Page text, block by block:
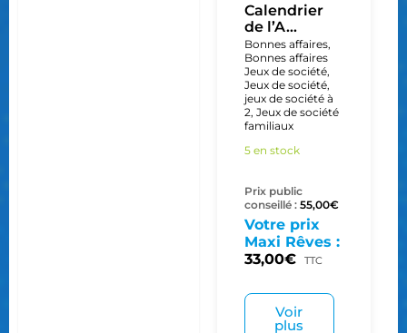
Calendrier
de l’A...
Bonnes affaires,
Bonnes affaires
Jeux de société,
Jeux de société,
jeux de société à
2, Jeux de société
familiaux
5 en stock
Prix public
conseillé : 55,00€
Votre prix
Maxi Rêves :
33,00€ TTC
Voir
plus